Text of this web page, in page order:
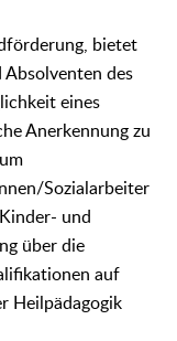
bietet
des
eines
Anerkennung zu
Sozialarbeiter
und
über die
auf
Heilpädagogik